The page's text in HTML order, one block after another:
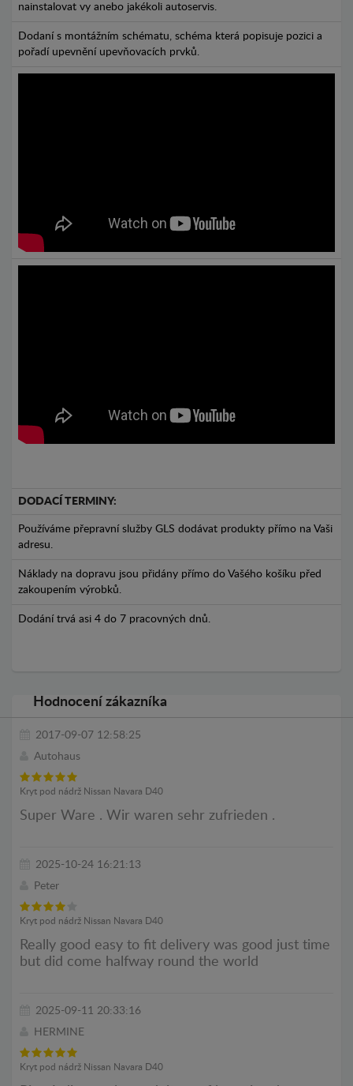
nainstalovat vy anebo jakékoli autoservis.
Dodaní s montážním schématu, schéma která popisuje pozici a
pořadí upevnění upevňovacích prvků.
DODACÍ TERMINY:
Používáme přepravní služby GLS dodávat produkty přímo na Vaši
adresu.
Náklady na dopravu jsou přidány přímo do Vašého košíku před
zakoupením výrobků.
Dodání trvá asi 4 do 7 pracovných dnů.
Hodnocení zákazníka
2017-09-07 12:58:25
Autohaus
Kryt pod nádrž Nissan Navara D40
Super Ware . Wir waren sehr zufrieden .
2025-10-24 16:21:13
Peter
Kryt pod nádrž Nissan Navara D40
Really good easy to fit delivery was good just time
but did come halfway round the world
2025-09-11 20:33:16
HERMINE
Kryt pod nádrž Nissan Navara D40